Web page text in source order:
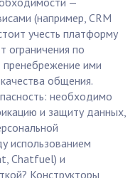
(например, CRM
учесть платформу
ограничения по
ими
общения.
необходимо
и защиту данных,
использованием
Chatfuel) и
Конструкторы